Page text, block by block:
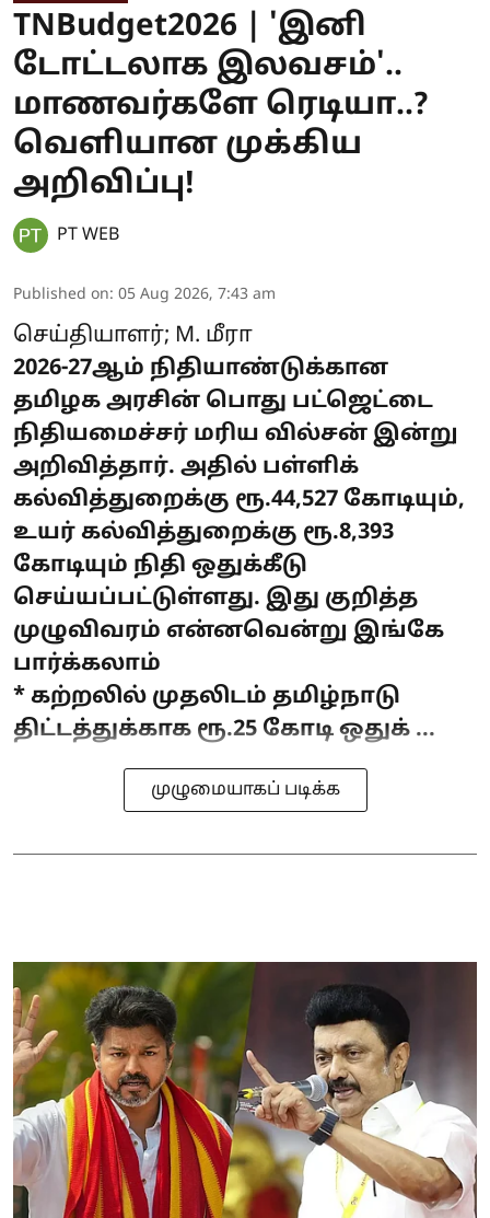
TNBudget2026 | 'இனி
டோட்டலாக இலவசம்'..
மாணவர்களே ரெடியா..?
வெளியான முக்கிய
அறிவிப்பு!
PT WEB
Published on: 05 Aug 2026, 7:43 am
செய்தியாளர்; M. மீரா
2026-27ஆம் நிதியாண்டுக்கான
தமிழக அரசின் பொது பட்ஜெட்டை
நிதியமைச்சர் மரிய வில்சன் இன்று
அறிவித்தார். அதில் பள்ளிக்
கல்வித்துறைக்கு ரூ.44,527 கோடியும்,
உயர் கல்வித்துறைக்கு ரூ.8,393
கோடியும் நிதி ஒதுக்கீடு
செய்யப்பட்டுள்ளது. இது குறித்த
முழுவிவரம் என்னவென்று இங்கே
பார்க்கலாம்
* கற்றலில் முதலிடம் தமிழ்நாடு
திட்டத்துக்காக ரூ.25 கோடி ஒதுக் ...
முழுமையாகப் படிக்க